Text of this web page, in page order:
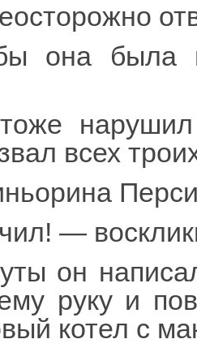
она была
всех
—
он
руку и
котел с